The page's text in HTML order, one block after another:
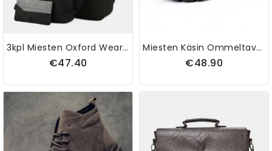
3kpl Miesten Oxford Wear Resistens Hengittävä Patchwork Suuri Tilavuus Rento Reppu Rintalaukku Crossbody Laukku
€47.40
Miesten Käsin Ommeltavat Mikrokuituliinahkaa Mukavat Wearbale Business Casual -kengät
€48.90